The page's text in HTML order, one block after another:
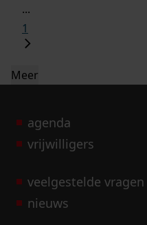
...
1
Meer
agenda
vrijwilligers
veelgestelde vragen
nieuws